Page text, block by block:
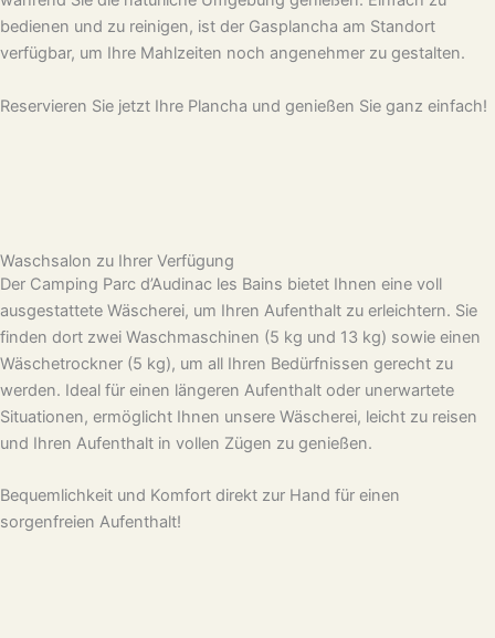
bedienen und zu reinigen, ist der Gasplancha am Standort
verfügbar, um Ihre Mahlzeiten noch angenehmer zu gestalten.
Reservieren Sie jetzt Ihre Plancha und genießen Sie ganz einfach!
Waschsalon zu Ihrer Verfügung
Der Camping Parc d’Audinac les Bains bietet Ihnen eine voll
ausgestattete Wäscherei, um Ihren Aufenthalt zu erleichtern. Sie
finden dort zwei Waschmaschinen (5 kg und 13 kg) sowie einen
Wäschetrockner (5 kg), um all Ihren Bedürfnissen gerecht zu
werden. Ideal für einen längeren Aufenthalt oder unerwartete
Situationen, ermöglicht Ihnen unsere Wäscherei, leicht zu reisen
und Ihren Aufenthalt in vollen Zügen zu genießen.
Bequemlichkeit und Komfort direkt zur Hand für einen
sorgenfreien Aufenthalt!